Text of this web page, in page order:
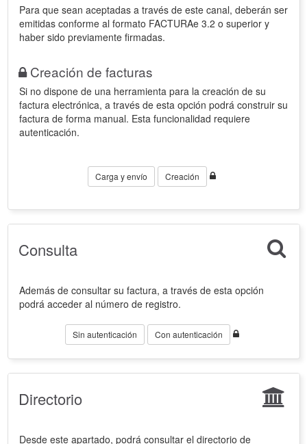
Para que sean aceptadas a través de este canal, deberán ser
emitidas conforme al formato FACTURAe 3.2 o superior y
haber sido previamente firmadas.
Creación de facturas
Si no dispone de una herramienta para la creación de su
factura electrónica, a través de esta opción podrá construir su
factura de forma manual. Esta funcionalidad requiere
autenticación.
Carga y envío Creación
Consulta
Además de consultar su factura, a través de esta opción
podrá acceder al número de registro.
Sin autenticación Con autenticación
Directorio
Desde este apartado, podrá consultar el directorio de